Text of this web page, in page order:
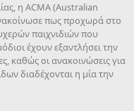
η ACMA (Australian
πως προχωρά στο
παιχνιδιών που
έχουν εξαντλήσει την
καθώς οι ανακοινώσεις για
διαδέχονται η μία την